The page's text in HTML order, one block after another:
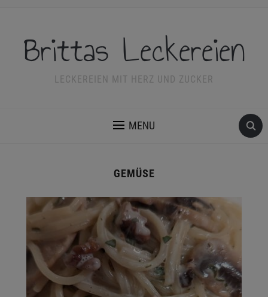
Brittas Leckereien
LECKEREIEN MIT HERZ UND ZUCKER
MENU
GEMÜSE